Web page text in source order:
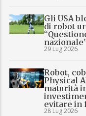
Gli USA
di robot
29 Lug 2026
Robot,
Physical
maturità
evitare in
28 Lug 2026